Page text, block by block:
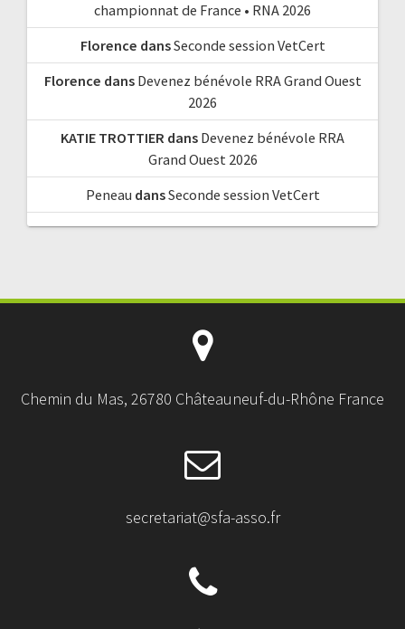
championnat de France • RNA 2026
Florence dansSeconde session VetCert
Florence dans Devenez bénévole RRA Grand Ouest
2026
KATIE TROTTIER dans Devenez bénévole RRA
Grand Ouest 2026
Peneau dansSeconde session VetCert
Chemin du Mas, 26780 Châteauneuf-du-Rhône France
secretariat@sfa-asso.fr